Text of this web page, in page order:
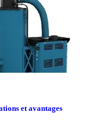
et avantages